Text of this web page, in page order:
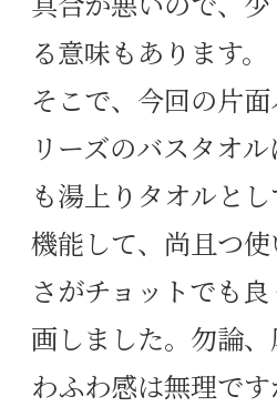
る意味もあります。
そこで、今回の片
リーズのバスタオ
も湯上りタオルと
機能して、尚且つ
さがチョットでも
画しました。勿論
わふわ感は無理で